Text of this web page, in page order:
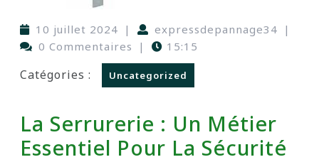
10 juillet 2024 | expressdepannage34 |
0 Commentaires
| 15:15
Catégories : Uncategorized
La Serrurerie : Un Métier
Essentiel Pour La Sécurité